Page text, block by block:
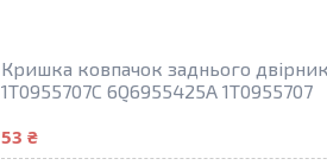
Кришка ковпачок заднього
1T0955707C 6Q6955425A 1T0955707
53 ₴